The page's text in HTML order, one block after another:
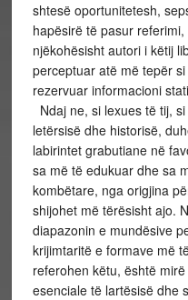
shtesë oportunitetesh,
hapësirë të pasur
njëkohësisht autori i këtij
perceptuar atë më tepër
rezervuar informacioni
Ndaj ne, si lexues të tij,
letërsisë dhe historisë,
labirintet grabutiane në
sa më të edukuar dhe sa
kombëtare, nga origjina
shijohet më tërësisht ajo.
diapazonin e mundësive
krijimtaritë e formave më
referohen këtu, është
esenciale të lartësisë dhe